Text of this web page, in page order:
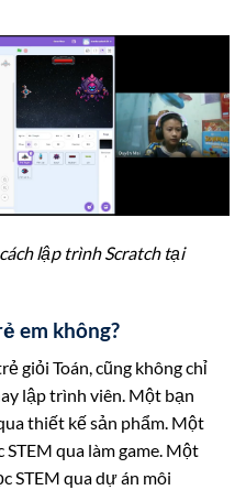
lập trình Scratch tại
em không?
giỏi Toán, cũng không chỉ
lập trình viên. Một bạn
thiết kế sản phẩm. Một
qua làm game. Một
STEM qua dự án môi